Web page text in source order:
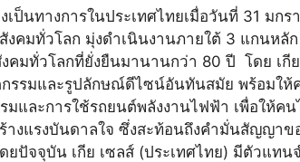
เป็นทางการในประเทศไทยเมื่อวันที่ 31 ม
คมทั่วโลก มุ่งดำเนินงานภายใต้ 3 แกนห
มทั่วโลกที่ยั่งยืนมานานกว่า 80 ปี โดย เกี
รมและรูปลักษณ์ดีไซน์อันทันสมัย พร้อมให้
มและการใช้รถยนต์พลังงานไฟฟ้า เพื่อให้ค
ร้างแรงบันดาลใจ ซึ่งสะท้อนถึงคำมั่นสัญญ
ดยปัจจุบัน เกีย เซลส์ (ประเทศไทย) มีตัว